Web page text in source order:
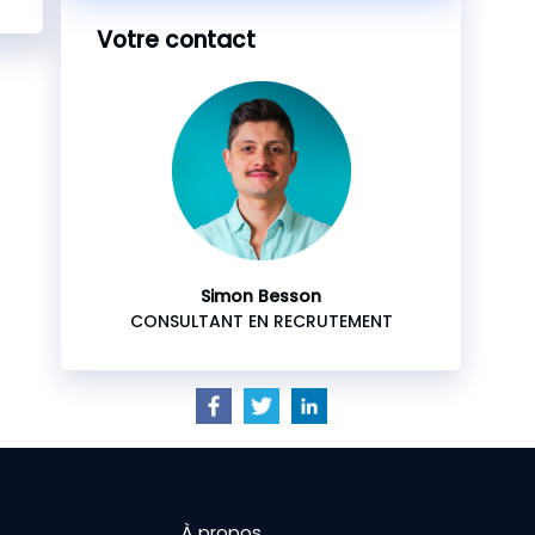
Votre contact
Simon Besson
CONSULTANT EN RECRUTEMENT